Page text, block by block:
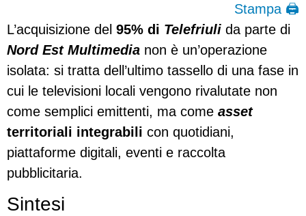
Stampa 🖨
L’acquisizione del 95% di Telefriuli da parte di
Nord Est Multimedia non è un’operazione
isolata: si tratta dell’ultimo tassello di una fase in
cui le televisioni locali vengono rivalutate non
come semplici emittenti, ma come asset
territoriali integrabili con quotidiani,
piattaforme digitali, eventi e raccolta
pubblicitaria.
Sintesi